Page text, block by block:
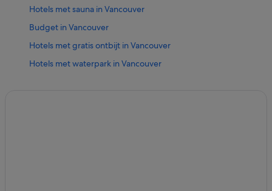
Hotels met sauna in Vancouver
Budget in Vancouver
Hotels met gratis ontbijt in Vancouver
Hotels met waterpark in Vancouver